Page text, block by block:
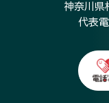
神奈川
代表